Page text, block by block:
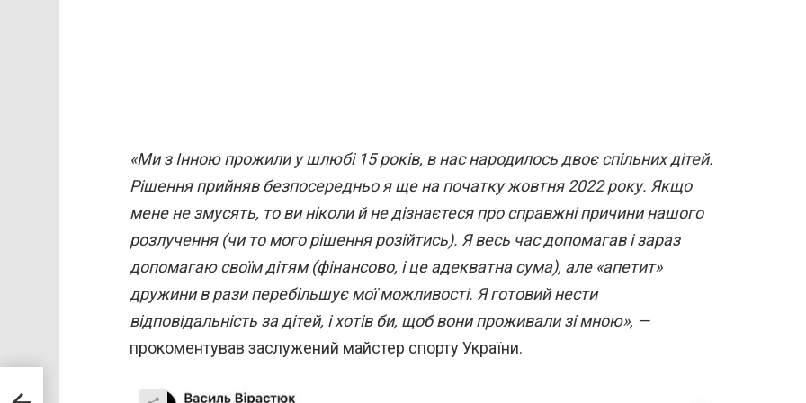
«Ми з Інною прожили у шлюбі 15 років, в нас народилось двоє спільних дітей.
Рішення прийняв безпосередньо я ще на початку жовтня 2022 року. Якщо
мене не змусять, то ви ніколи й не дізнаєтеся про справжні причини нашого
розлучення (чи то мого рішення розійтись). Я весь час допомагав і зараз
допомагаю своїм дітям (фінансово, і це адекватна сума), але «апетит»
дружини в рази перебільшує мої можливості. Я готовий нести
відповідальність за дітей, і хотів би, щоб вони проживали зі мною», —
прокоментував заслужений майстер спорту України.